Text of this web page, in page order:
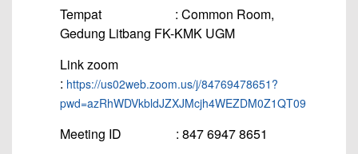
Tempat : Common Room,
Gedung Litbang FK-KMK UGM
Link zoom
: https://us02web.zoom.us/j/84769478651?
pwd=azRhWDVkbldJZXJMcjh4WEZDM0Z1QT09
Meeting ID : 847 6947 8651